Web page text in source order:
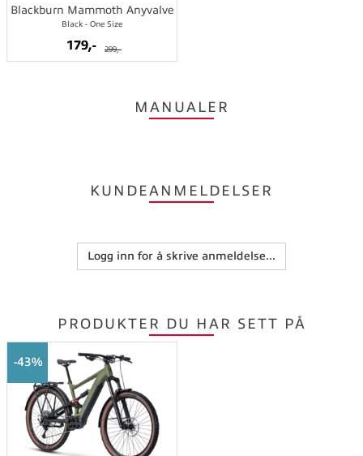
Blackburn Mammoth Anyvalve
Black - One Size
179,- 299,-
MANUALER
KUNDEANMELDELSER
Logg inn for å skrive anmeldelse...
PRODUKTER DU HAR SETT PÅ
43%